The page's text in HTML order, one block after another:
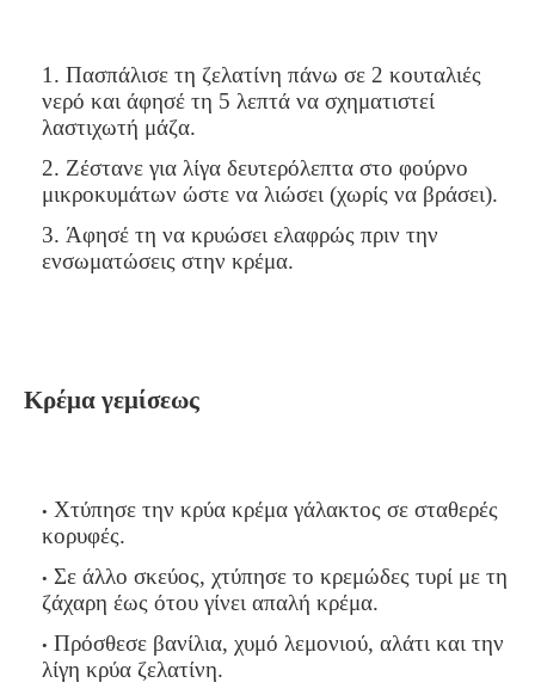
Πασπάλισε τη ζελατίνη πάνω σε 2 κουταλιές
νερό και άφησέ τη 5 λεπτά να σχηματιστεί
λαστιχωτή μάζα.
Ζέστανε για λίγα δευτερόλεπτα στο φούρνο
μικροκυμάτων ώστε να λιώσει (χωρίς να βράσει).
Άφησέ τη να κρυώσει ελαφρώς πριν την
ενσωματώσεις στην κρέμα.
Κρέμα γεμίσεως
Χτύπησε την κρύα κρέμα γάλακτος σε σταθερές
κορυφές.
Σε άλλο σκεύος, χτύπησε το κρεμώδες τυρί με τη
ζάχαρη έως ότου γίνει απαλή κρέμα.
Πρόσθεσε βανίλια, χυμό λεμονιού, αλάτι και την
λίγη κρύα ζελατίνη.